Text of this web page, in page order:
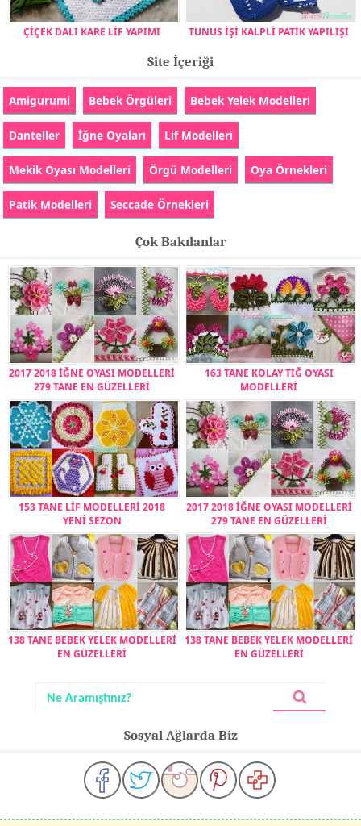
ÇİÇEK DALI KARE LİF YAPIMI TUNUS İŞİ KALPLİ PATİK YAPILIŞI
Site İçeriği
Amigurumi Bebek Örgüleri Bebek Yelek Modelleri
Danteller İğne Oyaları Lif Modelleri
Mekik Oyası Modelleri Örgü Modelleri Oya Örnekleri
Patik Modelleri Seccade Örnekleri
Çok Bakılanlar
2017 2018 İĞNE OYASI MODELLERİ
279 TANE EN GÜZELLERİ
163 TANE KOLAY TIĞ OYASI
MODELLERİ
153 TANE LİF MODELLERİ 2018
YENİ SEZON
2017 2018 İĞNE OYASI MODELLERİ
279 TANE EN GÜZELLERİ
138 TANE BEBEK YELEK MODELLERİ
EN GÜZELLERİ
138 TANE BEBEK YELEK MODELLERİ
EN GÜZELLERİ
Sosyal Ağlarda Biz